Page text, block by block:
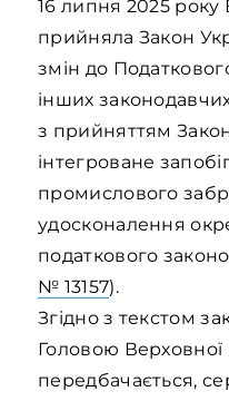
16 липня 2025 року
прийняла Закон
змін до
інших законодавчих
з прийняттям
інтегроване
промислового
удосконалення
податкового
№ 13157).
Згідно з текстом
Головою Верховної
передбачається,